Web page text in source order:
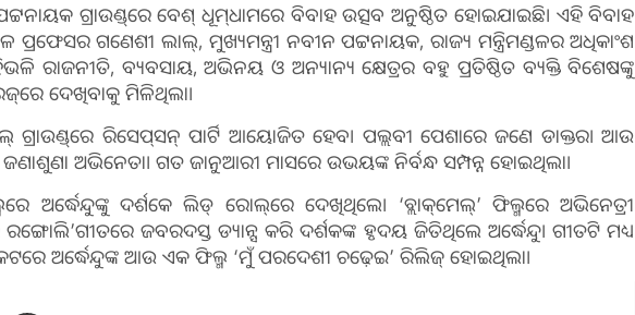
ଗ୍ରାଉଣ୍ଡ୍‌ରେ ବେଶ୍‌ ଧୂମ୍‌ଧାମରେ ବିବାହ ଉତ୍ସବ ଅନୁଷ୍ଠିତ ହୋଇଯାଇଛି। ଏହି ବିବାହ
ପ୍ରଫେସର ଗଣେଶୀ ଲାଲ୍‌, ମୁଖ୍ୟମନ୍ତ୍ରୀ ନବୀନ ପଟ୍ଟନାୟକ, ରାଜ୍ୟ ମନ୍ତ୍ରିମଣ୍ଡଳର ଅଧିକାଂଶ
ରାଜନୀତି, ବ୍ୟବସାୟ, ଅଭିନୟ ଓ ଅନ୍ୟାନ୍ୟ କ୍ଷେତ୍ରର ବହୁ ପ୍ରତିଷ୍ଠିତ ବ୍ୟକ୍ତି ବିଶେଷଙ୍କୁ
ଦେଖିବାକୁ ମିଳିଥିଲା।
ଗ୍ରାଉଣ୍ଡ୍‌ରେ ରିସେପ୍‌ସନ୍‌ ପାର୍ଟି ଆୟୋଜିତ ହେବ। ପଲ୍ଲବୀ ପେଶାରେ ଜଣେ ଡାକ୍ତର। ଆଉ
ଜଣାଶୁଣା ଅଭିନେତା। ଗତ ଜାନୁଆରୀ ମାସରେ ଉଭୟଙ୍କ ନିର୍ବନ୍ଧ ସମ୍ପନ୍ନ ହୋଇଥିଲା।
ଅର୍ଦ୍ଧେନ୍ଦୁଙ୍କୁ ଦର୍ଶକେ ଲିଡ୍‌ ରୋଲ୍‌ରେ ଦେଖିଥିଲେ। ‘ବ୍ଲାକ୍‌ମେଲ୍‌’ ଫିଲ୍ମରେ ଅଭିନେତ୍ରୀ
ରଙ୍ଗୋଲି’ଗୀତରେ ଜବରଦସ୍ତ ଡ୍ୟାନ୍ସ କରି ଦର୍ଶକଙ୍କ ହୃଦୟ ଜିତିଥିଲେ ଅର୍ଦ୍ଧେନ୍ଦୁ। ଗୀତଟି ମଧ୍ୟ
ଅର୍ଦ୍ଧେନ୍ଦୁଙ୍କ ଆଉ ଏକ ଫିଲ୍ମ ‘ମୁଁ ପରଦେଶୀ ଚଢ଼େଇ’ ରିଲିଜ୍ ହୋଇଥିଲା।